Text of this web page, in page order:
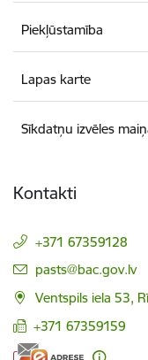
Piekļūstamība
Lapas karte
Sīkdatņu izvēles
Kontakti
+371 67359128
E-pasts:
pasts@bac.gov.lv
Ventspils iela 53,
+371 67359159